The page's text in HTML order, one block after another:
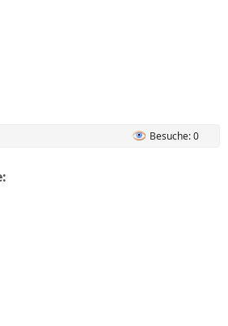
Besuche: 0